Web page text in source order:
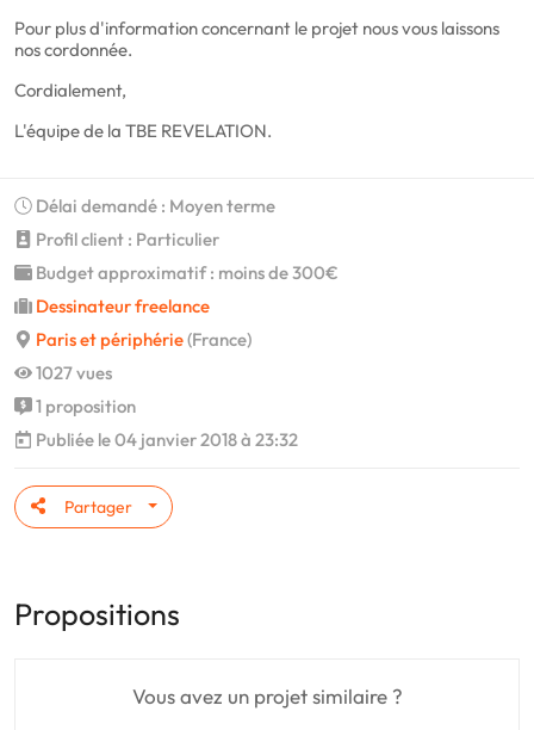
Pour plus d'information concernant le projet nous vous laissons
nos cordonnée.
Cordialement,
L'équipe de la TBE REVELATION.
Délai demandé : Moyen terme
Profil client : Particulier
Budget approximatif : moins de 300€
Dessinateur freelance
Paris et périphérie(France)
1027 vues
1 proposition
Publiée le 04 janvier 2018 à 23:32
Partager
Propositions
Vous avez un projet similaire ?